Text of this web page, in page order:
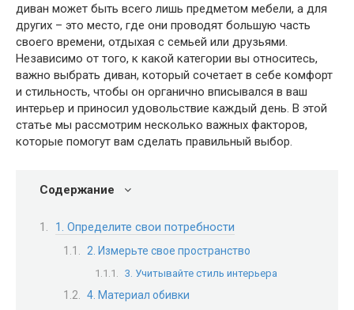
диван может быть всего лишь предметом мебели, а для
других – это место, где они проводят большую часть
своего времени, отдыхая с семьей или друзьями.
Независимо от того, к какой категории вы относитесь,
важно выбрать диван, который сочетает в себе комфорт
и стильность, чтобы он органично вписывался в ваш
интерьер и приносил удовольствие каждый день. В этой
статье мы рассмотрим несколько важных факторов,
которые помогут вам сделать правильный выбор.
Содержание
1. Определите свои потребности
2. Измерьте свое пространство
3. Учитывайте стиль интерьера
4. Материал обивки